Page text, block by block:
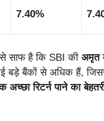
7.40%
साफ है कि SBI की अमृत
बड़े बैंकों से अधिक हैं,
रिटर्न पाने का